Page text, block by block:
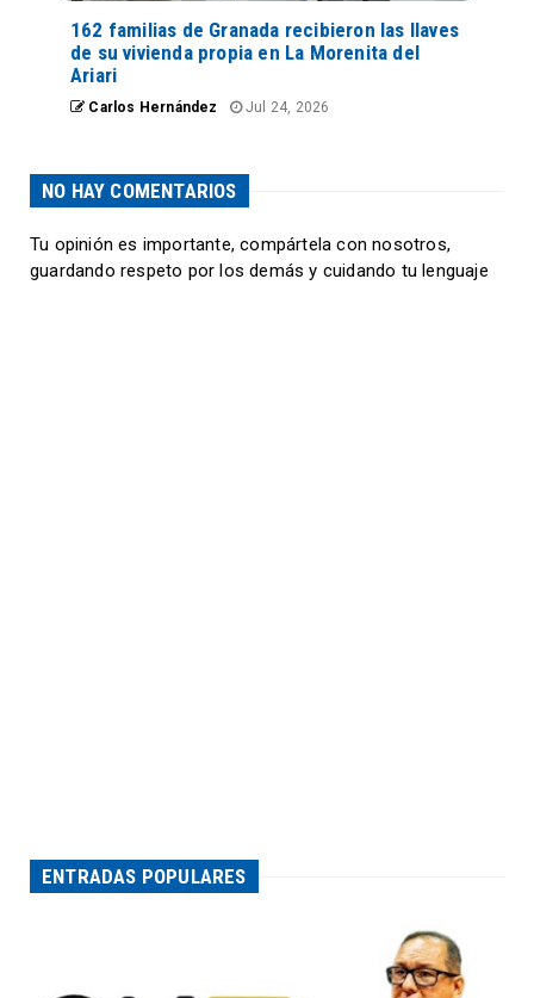
162 familias de Granada recibieron las llaves
de su vivienda propia en La Morenita del
Ariari
Carlos Hernández Jul 24, 2026
NO HAY COMENTARIOS
Tu opinión es importante, compártela con nosotros,
guardando respeto por los demás y cuidando tu lenguaje
ENTRADAS POPULARES